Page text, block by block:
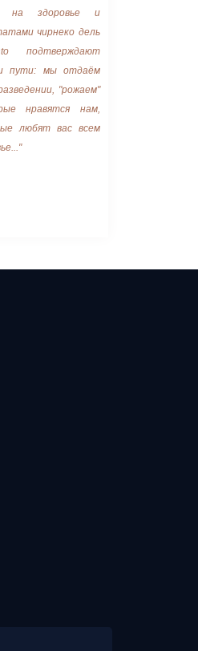
на здоровье и
чирнеко дель
подтверждают
пути: мы отдаём
"рожаем"
нравятся нам,
любят вас всем